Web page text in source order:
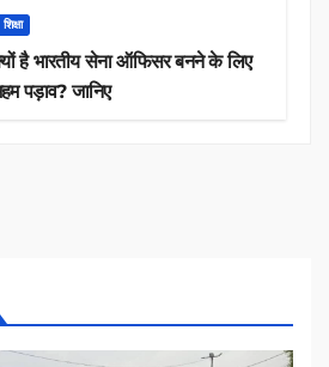
शिक्षा
है भारतीय सेना ऑफिसर बनने के लिए
पड़ाव? जानिए